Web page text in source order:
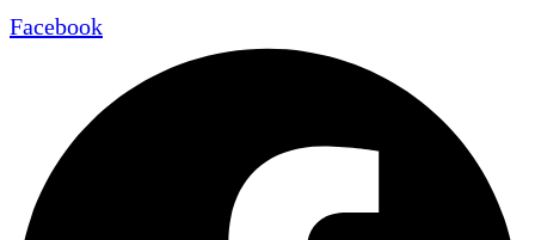
Facebook